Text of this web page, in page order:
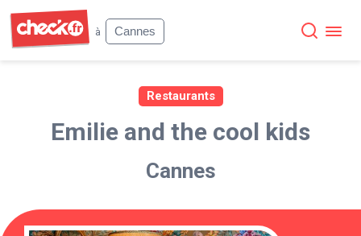
à
Cannes
Restaurants
Emilie and the cool kids
Cannes